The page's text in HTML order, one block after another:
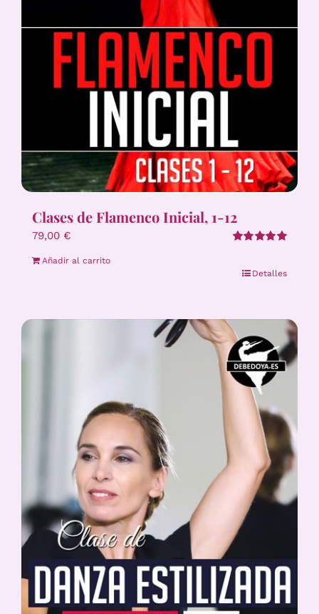
Clases de Flamenco Inicial, 1-12
79,00 €
Añadir al carrito
Detalles